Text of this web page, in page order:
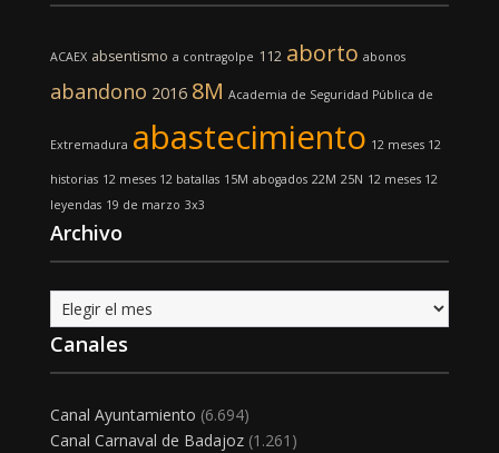
ACAEX absentismo a contragolpe 112 aborto abonos
abandono 2016 8M Academia de Seguridad Pública de
Extremadura abastecimiento 12 meses 12
historias 12 meses 12 batallas 15M abogados 22M 25N 12 meses 12
leyendas 19 de marzo 3x3
Archivo
Archivo
Canales
Canal Ayuntamiento (6.694)
Canal Carnaval de Badajoz(1.261)